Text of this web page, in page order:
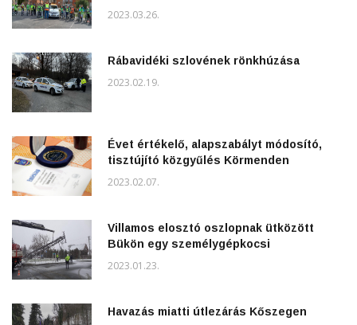
2023.03.26.
Rábavidéki szlovének rönkhúzása
2023.02.19.
Évet értékelő, alapszabályt módosító,
tisztújító közgyűlés Körmenden
2023.02.07.
Villamos elosztó oszlopnak ütközött
Bükön egy személygépkocsi
2023.01.23.
Havazás miatti útlezárás Kőszegen